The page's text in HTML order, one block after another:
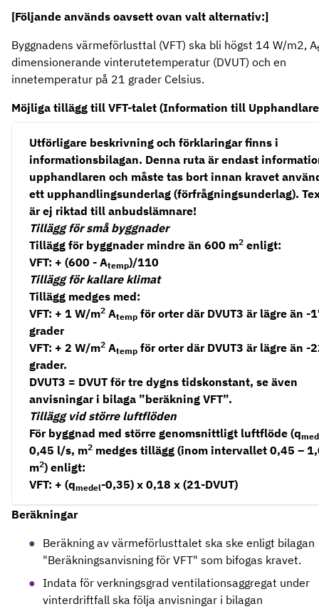
[Följande används oavsett ovan valt alternativ:]
Byggnadens värmeförlusttal (VFT) ska bli högst 14 W/m2, A
dimensionerande vinterutetemperatur (DVUT) och en
innetemperatur på 21 grader Celsius.
Möjliga tillägg till VFT-talet (Information till
Utförligare beskrivning och förklaringar finns i
informationsbilagan. Denna ruta är endast
upphandlaren och måste tas bort innan kravet
ett upphandlingsunderlag (förfrågningsunderlag).
är ej riktad till anbudslämnare!
Tillägg för små byggnader
Tillägg för byggnader mindre än 600 m2 enligt:
VFT: + (600 - Atemp)/110
Tillägg för kallare klimat
Tillägg medges med:
VFT: + 1 W/m2 Atemp för orter där DVUT3 är lägre än -
grader
VFT: + 2 W/m2 Atemp för orter där DVUT3 är lägre än -
grader.
DVUT3 = DVUT för tre dygns tidskonstant, se även
anvisningar i bilaga ”beräkning VFT”.
Tillägg vid större luftflöden
För byggnad med större genomsnittligt luftflöde (q
0,45 l/s, m2 medges tillägg (inom intervallet 0,45 –
m2) enligt:
VFT: + (qmedel-0,35) x 0,18 x (21-DVUT)
Beräkningar
Beräkning av värmeförlusttalet ska ske enligt bilagan
"Beräkningsanvisning för VFT" som bifogas kravet.
Indata för verkningsgrad ventilationsaggregat under
vinterdriftfall ska följa anvisningar i bilagan